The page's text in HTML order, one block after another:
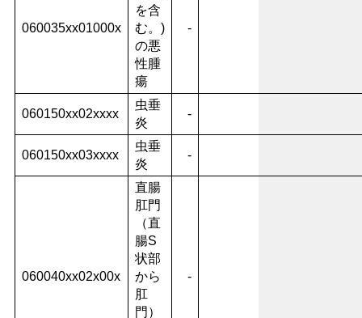
060035xx01000x
を含
む。)
の悪
性腫
瘍
-
060150xx02xxxx
虫垂
炎
-
060150xx03xxxx
虫垂
炎
-
060040xx02x00x
直腸
肛門
（直
腸S
状部
から
肛
門）
-